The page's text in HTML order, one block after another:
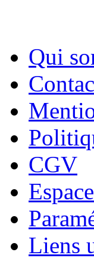
Qui
CGV
Liens